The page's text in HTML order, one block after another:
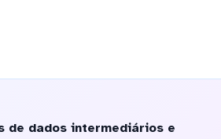
de dados intermediários e